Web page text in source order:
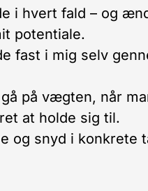
i hvert fald – og
potentiale.
fast i mig selv
på vægten, når
at holde sig til.
og snyd i konkrete